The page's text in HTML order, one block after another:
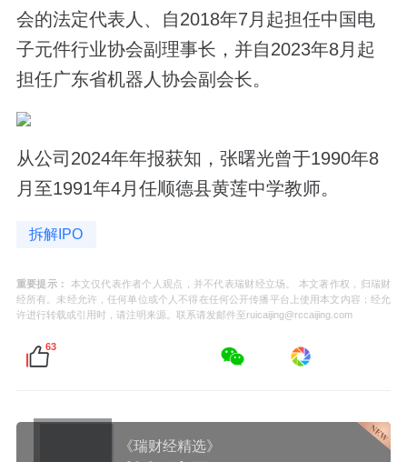
会的法定代表人、自2018年7月起担任中国电
子元件行业协会副理事长，并自2023年8月起
担任广东省机器人协会副会长。
从公司2024年年报获知，张曙光曾于1990年8
月至1991年4月任顺德县黄莲中学教师。
拆解IPO
重要提示：
本文仅代表作者个人观点，并不代表瑞财经立场。 本文著作权，归瑞财
经所有。未经允许，任何单位或个人不得在任何公开传播平台上使用本文内容；经允
许进行转载或引用时，请注明来源。联系请发邮件至ruicaijing@rccaijing.com
63
《瑞财经精选》